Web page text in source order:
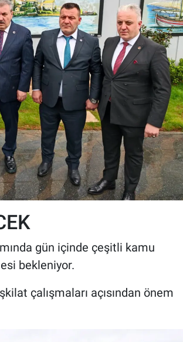
gün içinde çeşitli kamu
bekleniyor.
çalışmaları açısından önem